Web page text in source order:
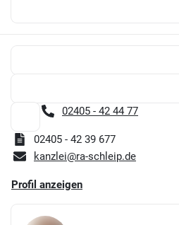
02405 - 42 44 77
02405 - 42 39 677
kanzlei@ra-schleip.de
Profil anzeigen